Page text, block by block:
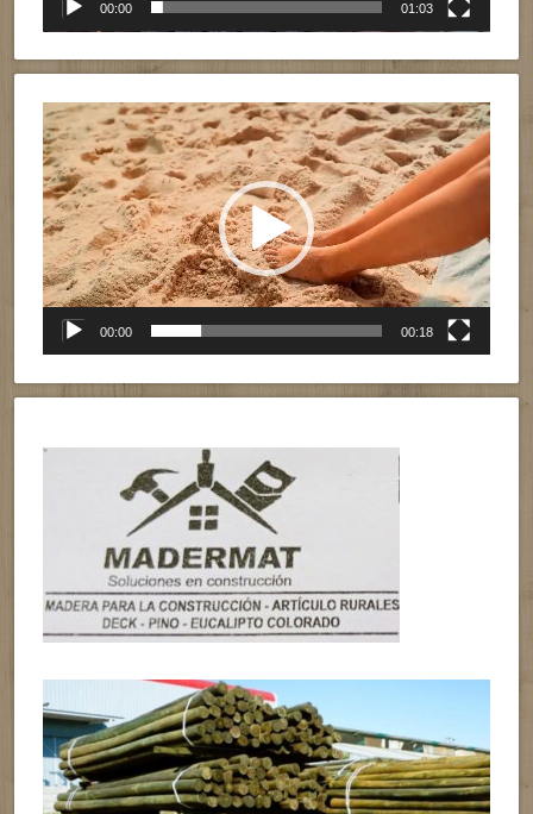
00:00 01:03
Reproductor
de
vídeo
00:00 00:18